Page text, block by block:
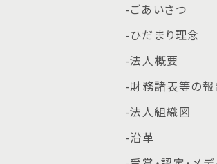
-ごあいさつ
-ひだまり理念
-法人概要
-財務諸表等の報
-法人組織図
-沿革